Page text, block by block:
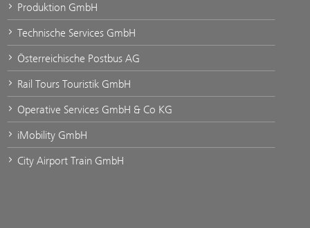
Produktion GmbH
Technische Services GmbH
Österreichische Postbus AG
Rail Tours Touristik GmbH
Operative Services GmbH & Co KG
iMobility GmbH
City Airport Train GmbH